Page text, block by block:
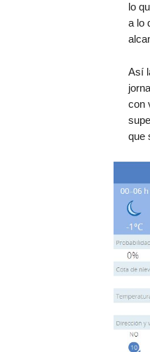
lo
a lo
Así
con
que